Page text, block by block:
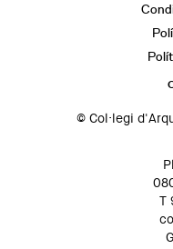
© Col·legi
T